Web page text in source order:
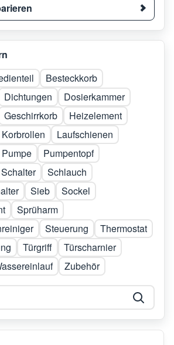
Besteckkorb
Dichtungen
Dosierkammer
Geschirrkorb
Heizelement
Korbrollen
Laufschienen
Pumpe
Pumpentopf
Schalter
Schlauch
Sieb
Sockel
Sprüharm
Steuerung
Thermostat
Türgriff
Türscharnier
Zubehör